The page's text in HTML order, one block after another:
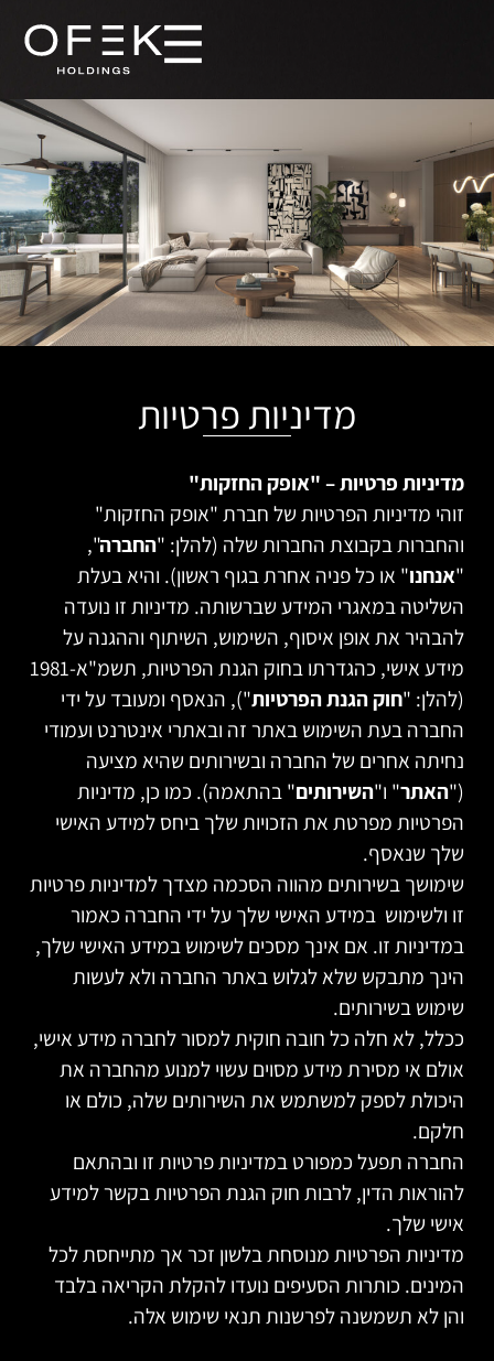
מדיניות פרטיות
מדיניות פרטיות – "אופק החזקות"
זוהי מדיניות הפרטיות של חברת "אופק החזקות"
והחברות בקבוצת החברות שלה (להלן: "החברה",
"אנחנו" או כל פניה אחרת בגוף ראשון). והיא בעלת
השליטה במאגרי המידע שברשותה. מדיניות זו נועדה
להבהיר את אופן איסוף, השימוש, השיתוף וההגנה על
מידע אישי, כהגדרתו בחוק הגנת הפרטיות, תשמ"א-1981
(להלן: "חוק הגנת הפרטיות"), הנאסף ומעובד על ידי
החברה בעת השימוש באתר זה ובאתרי אינטרנט ועמודי
נחיתה אחרים של החברה ובשירותים שהיא מציעה
("האתר" ו"השירותים" בהתאמה). כמו כן, מדיניות
הפרטיות מפרטת את הזכויות שלך ביחס למידע האישי
שלך שנאסף.
שימושך בשירותים מהווה הסכמה מצדך למדיניות פרטיות
זו ולשימוש במידע האישי שלך על ידי החברה כאמור
במדיניות זו. אם אינך מסכים לשימוש במידע האישי שלך,
הינך מתבקש שלא לגלוש באתר החברה ולא לעשות
שימוש בשירותים.
ככלל, לא חלה כל חובה חוקית למסור לחברה מידע אישי,
אולם אי מסירת מידע מסוים עשוי למנוע מהחברה את
היכולת לספק למשתמש את השירותים שלה, כולם או
חלקם.
החברה תפעל כמפורט במדיניות פרטיות זו ובהתאם
להוראות הדין, לרבות חוק הגנת הפרטיות בקשר למידע
אישי שלך.
מדיניות הפרטיות מנוסחת בלשון זכר אך מתייחסת לכל
המינים. כותרות הסעיפים נועדו להקלת הקריאה בלבד
והן לא תשמשנה לפרשנות תנאי שימוש אלה.